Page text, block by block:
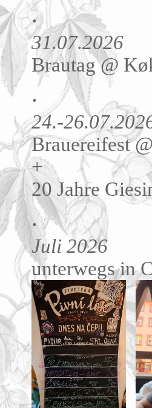
.
31.07.2026
Brautag @
.
24.-
Brauereifest
+
20 Jahre
.
Juli 2026
unterwegs in